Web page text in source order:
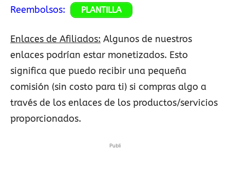
Reembolsos:
PLANTILLA
Enlaces de Afiliados: Algunos de nuestros
enlaces podrían estar monetizados. Esto
significa que puedo recibir una pequeña
comisión (sin costo para ti) si compras algo a
través de los enlaces de los productos/servicios
proporcionados.
Publi